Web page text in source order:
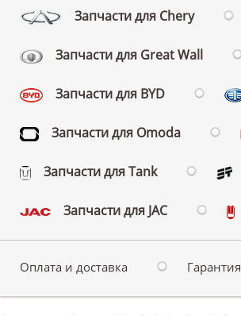
Запчасти для Chery
Запчасти для Great Wall
Запчасти для BYD
Запчасти для Omoda
Запчасти для Tank
Запчасти для JAC
Оплата и доставка Гарантия